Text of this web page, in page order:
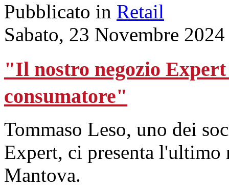
Pubblicato in Retail
Sabato, 23 Novembre
"Il nostro negozio
consumatore"
Tommaso Leso, uno dei
Expert, ci presenta
Mantova.